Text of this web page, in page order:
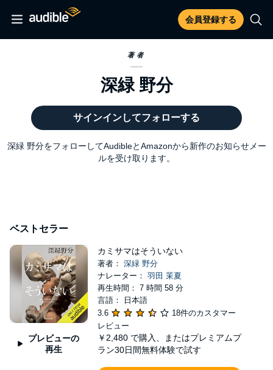
会員登録する
著者
深緑 野分
サインインしてフォローする
深緑 野分をフォローしてAudibleとAmazonから新作のお知らせメー
ルを受け取ります。
ベストセラー
プレビューの
再生
カミサマはそういない
著者： 深緑 野分
ナレーター： 羽田 茉夏
再生時間： 7 時間 58 分
言語： 日本語
3.6
18件のカスタマー
レビュー
￥2,480 で購入、またはプレミアムプ
ラン30日間無料体験で試す